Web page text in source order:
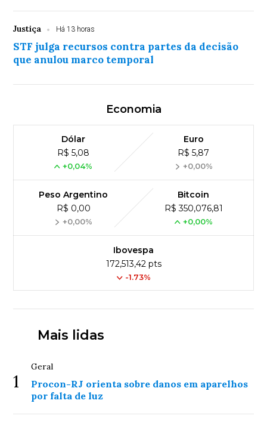
Justiça Há 13 horas
STF julga recursos contra partes da decisão
que anulou marco temporal
Economia
Dólar
R$ 5,08
+0,04%
Euro
R$ 5,87
+0,00%
Peso Argentino
R$ 0,00
+0,00%
Bitcoin
R$ 350,076,81
+0,00%
Ibovespa
172,513,42 pts
-1.73%
Mais lidas
1
Geral
Procon-RJ orienta sobre danos em aparelhos
por falta de luz